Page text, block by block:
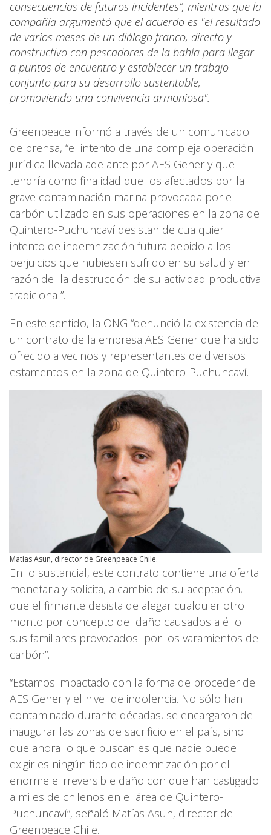
consecuencias de futuros incidentes”, mientras que la
compañía argumentó que el acuerdo es "el resultado
de varios meses de un diálogo franco, directo y
constructivo con pescadores de la bahía para llegar
a puntos de encuentro y establecer un trabajo
conjunto para su desarrollo sustentable,
promoviendo una convivencia armoniosa".
Greenpeace informó a través de un comunicado
de prensa, “el intento de una compleja operación
jurídica llevada adelante por AES Gener y que
tendría como finalidad que los afectados por la
grave contaminación marina provocada por el
carbón utilizado en sus operaciones en la zona de
Quintero-Puchuncaví desistan de cualquier
intento de indemnización futura debido a los
perjuicios que hubiesen sufrido en su salud y en
razón de la destrucción de su actividad productiva
tradicional”.
En este sentido, la ONG “denunció la existencia de
un contrato de la empresa AES Gener que ha sido
ofrecido a vecinos y representantes de diversos
estamentos en la zona de Quintero-Puchuncaví.
Matías Asun, director de Greenpeace Chile.
En lo sustancial, este contrato contiene una oferta
monetaria y solicita, a cambio de su aceptación,
que el firmante desista de alegar cualquier otro
monto por concepto del daño causados a él o
sus familiares provocados por los varamientos de
carbón”.
“Estamos impactado con la forma de proceder de
AES Gener y el nivel de indolencia. No sólo han
contaminado durante décadas, se encargaron de
inaugurar las zonas de sacrificio en el país, sino
que ahora lo que buscan es que nadie puede
exigirles ningún tipo de indemnización por el
enorme e irreversible daño con que han castigado
a miles de chilenos en el área de Quintero-
Puchuncaví”, señaló Matías Asun, director de
Greenpeace Chile.